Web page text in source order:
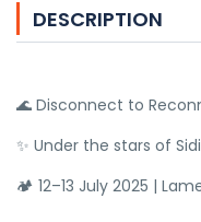
DESCRIPTION
🌊 Disconnect to
✨ Under the stars of
🏕️ 12–13 July 2025 |